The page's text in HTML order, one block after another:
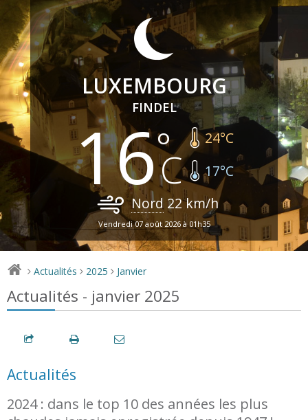
LUXEMBOURG
FINDEL
16 24°C
17°C
Nord 22km/h
Vendredi 07 août 2026 à 01h35
> Actualités > 2025 > Janvier
Actualités - janvier 2025
Actualités
2024 : dans le top 10 des années les plus